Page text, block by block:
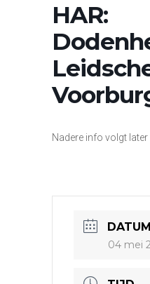
HAR:
Nadere info volgt later
DATUM
04 mei